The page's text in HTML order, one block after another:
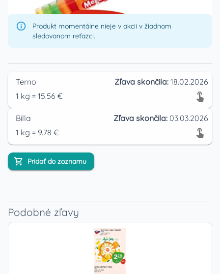
Produkt momentálne nieje v akcii v žiadnom
sledovanom reťazci.
Terno Zľava skončila: 18.02.2026
1 kg = 15.56 €
Billa Zľava skončila: 03.03.2026
1 kg = 9.78 €
Pridať do zoznamu
Podobné zľavy